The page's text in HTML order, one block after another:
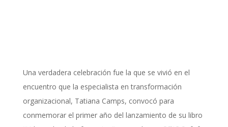
Una verdadera celebración fue la que se vivió en el
encuentro que la especialista en transformación
organizacional, Tatiana Camps, convocó para
conmemorar el primer año del lanzamiento de su libro